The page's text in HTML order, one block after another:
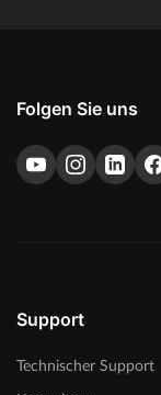
Folgen Sie uns
Support
Technischer Support